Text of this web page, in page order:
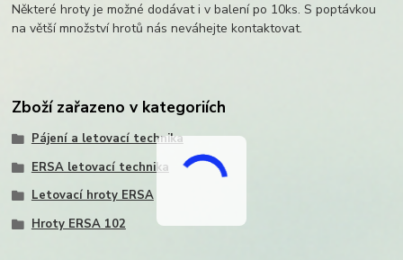
Některé hroty je možné dodávat i v balení po 10ks. S poptávkou
na větší množství hrotů nás neváhejte kontaktovat.
Zboží zařazeno v kategoriích
Pájení a letovací technika
ERSA letovací technika
Letovací hroty ERSA
Hroty ERSA 102